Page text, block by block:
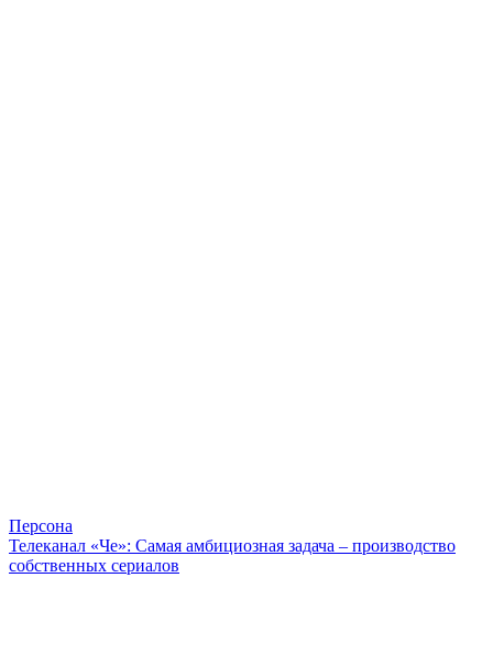
Персона
Телеканал «Че»: Самая амбициозная задача – производство
собственных сериалов